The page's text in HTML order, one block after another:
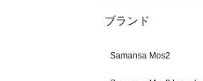
ブランド
Samansa Mos2